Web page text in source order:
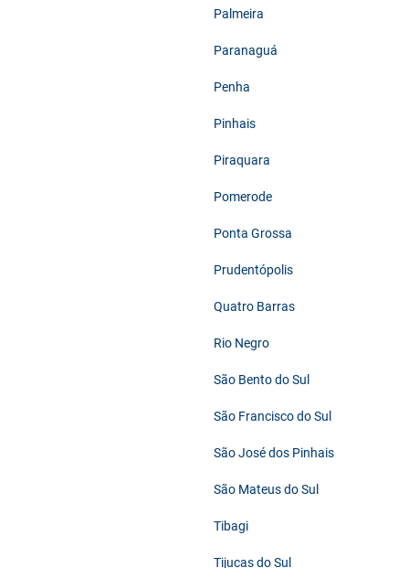
Palmeira
Paranaguá
Penha
Pinhais
Piraquara
Pomerode
Ponta Grossa
Prudentópolis
Quatro Barras
Rio Negro
São Bento do Sul
São Francisco do Sul
São José dos Pinhais
São Mateus do Sul
Tibagi
Tijucas do Sul